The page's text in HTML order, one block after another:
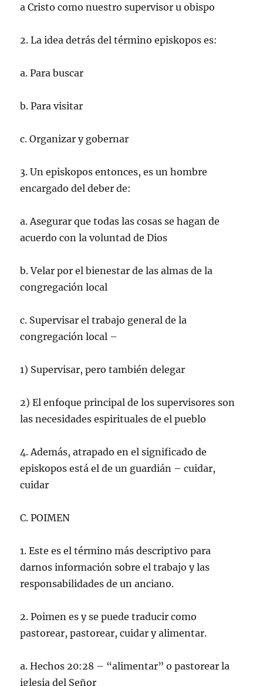
a Cristo como nuestro supervisor u obispo
2. La idea detrás del término episkopos es:
a. Para buscar
b. Para visitar
c. Organizar y gobernar
3. Un episkopos entonces, es un hombre
encargado del deber de:
a. Asegurar que todas las cosas se hagan de
acuerdo con la voluntad de Dios
b. Velar por el bienestar de las almas de la
congregación local
c. Supervisar el trabajo general de la
congregación local –
1) Supervisar, pero también delegar
2) El enfoque principal de los supervisores son
las necesidades espirituales de el pueblo
4. Además, atrapado en el significado de
episkopos está el de un guardián – cuidar,
cuidar
C. POIMEN
1. Este es el término más descriptivo para
darnos información sobre el trabajo y las
responsabilidades de un anciano.
2. Poimen es y se puede traducir como
pastorear, pastorear, cuidar y alimentar.
a. Hechos 20:28 – “alimentar” o pastorear la
iglesia del Señor